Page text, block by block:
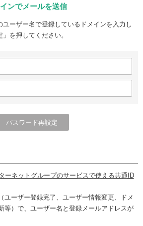
ンでメールを送信
ーザー名で登録しているドメインを入力し
を押してください。
ーネットグループのサービスで使える共通ID
ユーザー登録完了、ユーザー情報変更、ドメ
等）で、ユーザー名と登録メールアドレスが